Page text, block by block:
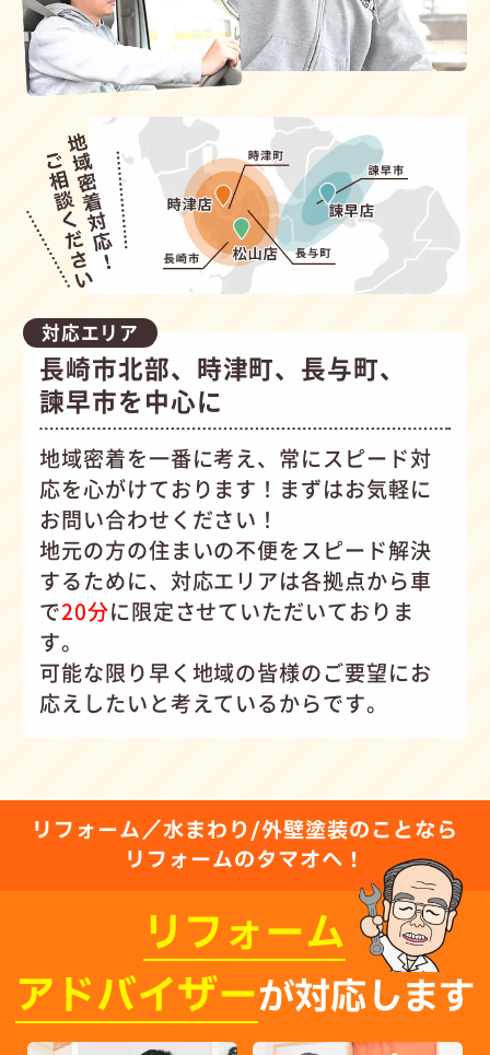
対応エリア
長崎市北部、時津町、長与町、
諫早市を中心に
地域密着を一番に考え、常にスピード対
応を心がけております！まずはお気軽に
お問い合わせください！
地元の方の住まいの不便をスピード解決
するために、対応エリアは各拠点から車
で20分に限定させていただいておりま
す。
可能な限り早く地域の皆様のご要望にお
応えしたいと考えているからです。
リフォーム／水まわり/外壁塗装のことなら
リフォームのタマオへ！
リフォーム
アドバイザーが対応します